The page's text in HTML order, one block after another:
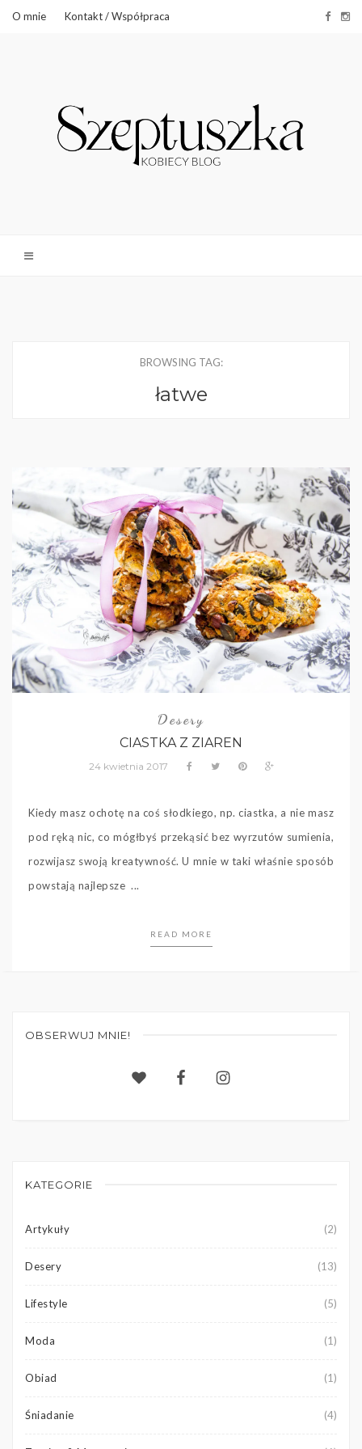
O mnie Kontakt / Współpraca
BROWSING TAG:
łatwe
Desery
CIASTKA Z ZIAREN
24 kwietnia 2017
Kiedy masz ochotę na coś słodkiego, np. ciastka, a nie masz
pod ręką nic, co mógłbyś przekąsić bez wyrzutów sumienia,
rozwijasz swoją kreatywność. U mnie w taki właśnie sposób
powstają najlepsze ...
READ MORE
OBSERWUJ MNIE!
KATEGORIE
Artykuły (2)
Desery (13)
Lifestyle (5)
Moda (1)
Obiad (1)
Śniadanie (4)